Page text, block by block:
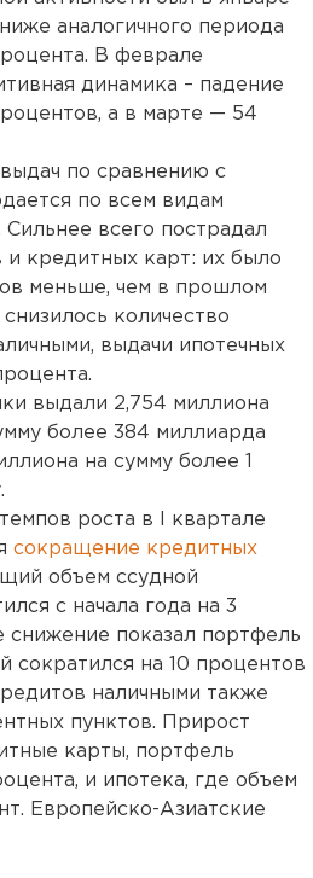
аналогичного периода
В феврале
динамика – падение
а в марте — 54
по сравнению с
по всем видам
всего пострадал
и кредитных карт: их было
меньше, чем в прошлом
количество
выдачи ипотечных
выдали 2,754 миллиона
более 384 миллиарда
на сумму более 1
роста в I квартале
сокращение кредитных
объем ссудной
с начала года на 3
снижение показал портфель
сократился на 10 процентов
наличными также
пунктов. Прирост
карты, портфель
и ипотека, где объем
Европейско-Азиатские